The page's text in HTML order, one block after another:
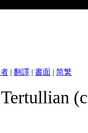
| 翻譯 | 書面 | 简繁